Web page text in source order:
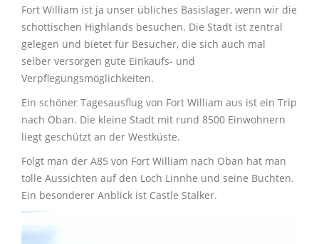
Fort William ist ja unser übliches Basislager, wenn wir die
schottischen Highlands besuchen. Die Stadt ist zentral
gelegen und bietet für Besucher, die sich auch mal
selber versorgen gute Einkaufs- und
Verpflegungsmöglichkeiten.
Ein schöner Tagesausflug von Fort William aus ist ein Trip
nach Oban. Die kleine Stadt mit rund 8500 Einwohnern
liegt geschützt an der Westküste.
Folgt man der A85 von Fort William nach Oban hat man
tolle Aussichten auf den Loch Linnhe und seine Buchten.
Ein besonderer Anblick ist Castle Stalker.